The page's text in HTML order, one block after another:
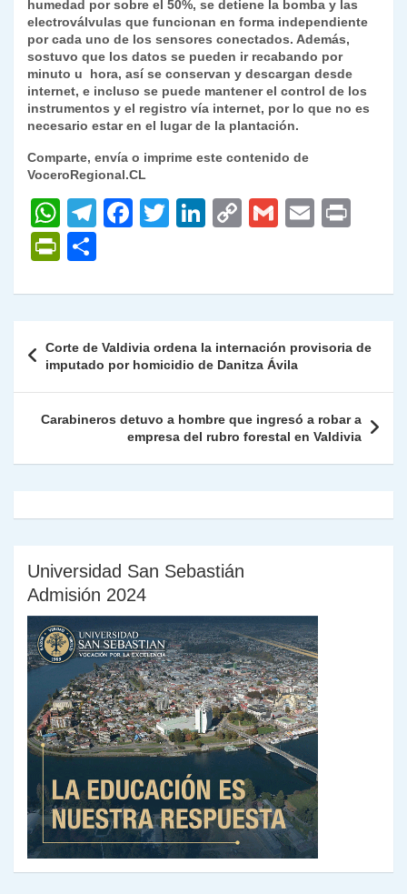
humedad por sobre el 50%, se detiene la bomba y las
electroválvulas que funcionan en forma independiente
por cada uno de los sensores conectados. Además,
sostuvo que los datos se pueden ir recabando por
minuto u hora, así se conservan y descargan desde
internet, e incluso se puede mantener el control de los
instrumentos y el registro vía internet, por lo que no es
necesario estar en el lugar de la plantación.
Comparte, envía o imprime este contenido de
VoceroRegional.CL
W
h
at
s
p
p
T
gr
m
F
e
o
o
k
T
er
Li
e
n
C
y
n
k
G
l
E
l
P
nt
Fr
ie
n
dl
m
p
ar
tir
de
entradas
Corte de Valdivia ordena la internación provisoria de
imputado por homicidio de Danitza Ávila
Carabineros detuvo a hombre que ingresó a robar a
empresa del rubro forestal en Valdivia
Universidad San Sebastián
Admisión 2024